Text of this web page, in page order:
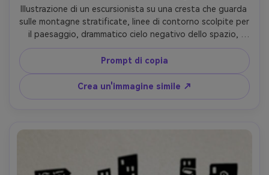
Illustrazione di un escursionista su una cresta che guarda
sulle montagne stratificate, linee di contorno scolpite per
il paesaggio, drammatico cielo negativo dello spazio,
giacca e zaino in forme audaci, inchiostro nero palette
limitata su carta crema calda, sensazione strutturata
pressata a mano, umore calmo e avventuroso, cornice
simile a una cartolina, obiettivo da 85 mm, profondità di
campo bassa, morbida illuminazione cinematografica-AR
Prompt di copia
Crea un'immagine simile ↗